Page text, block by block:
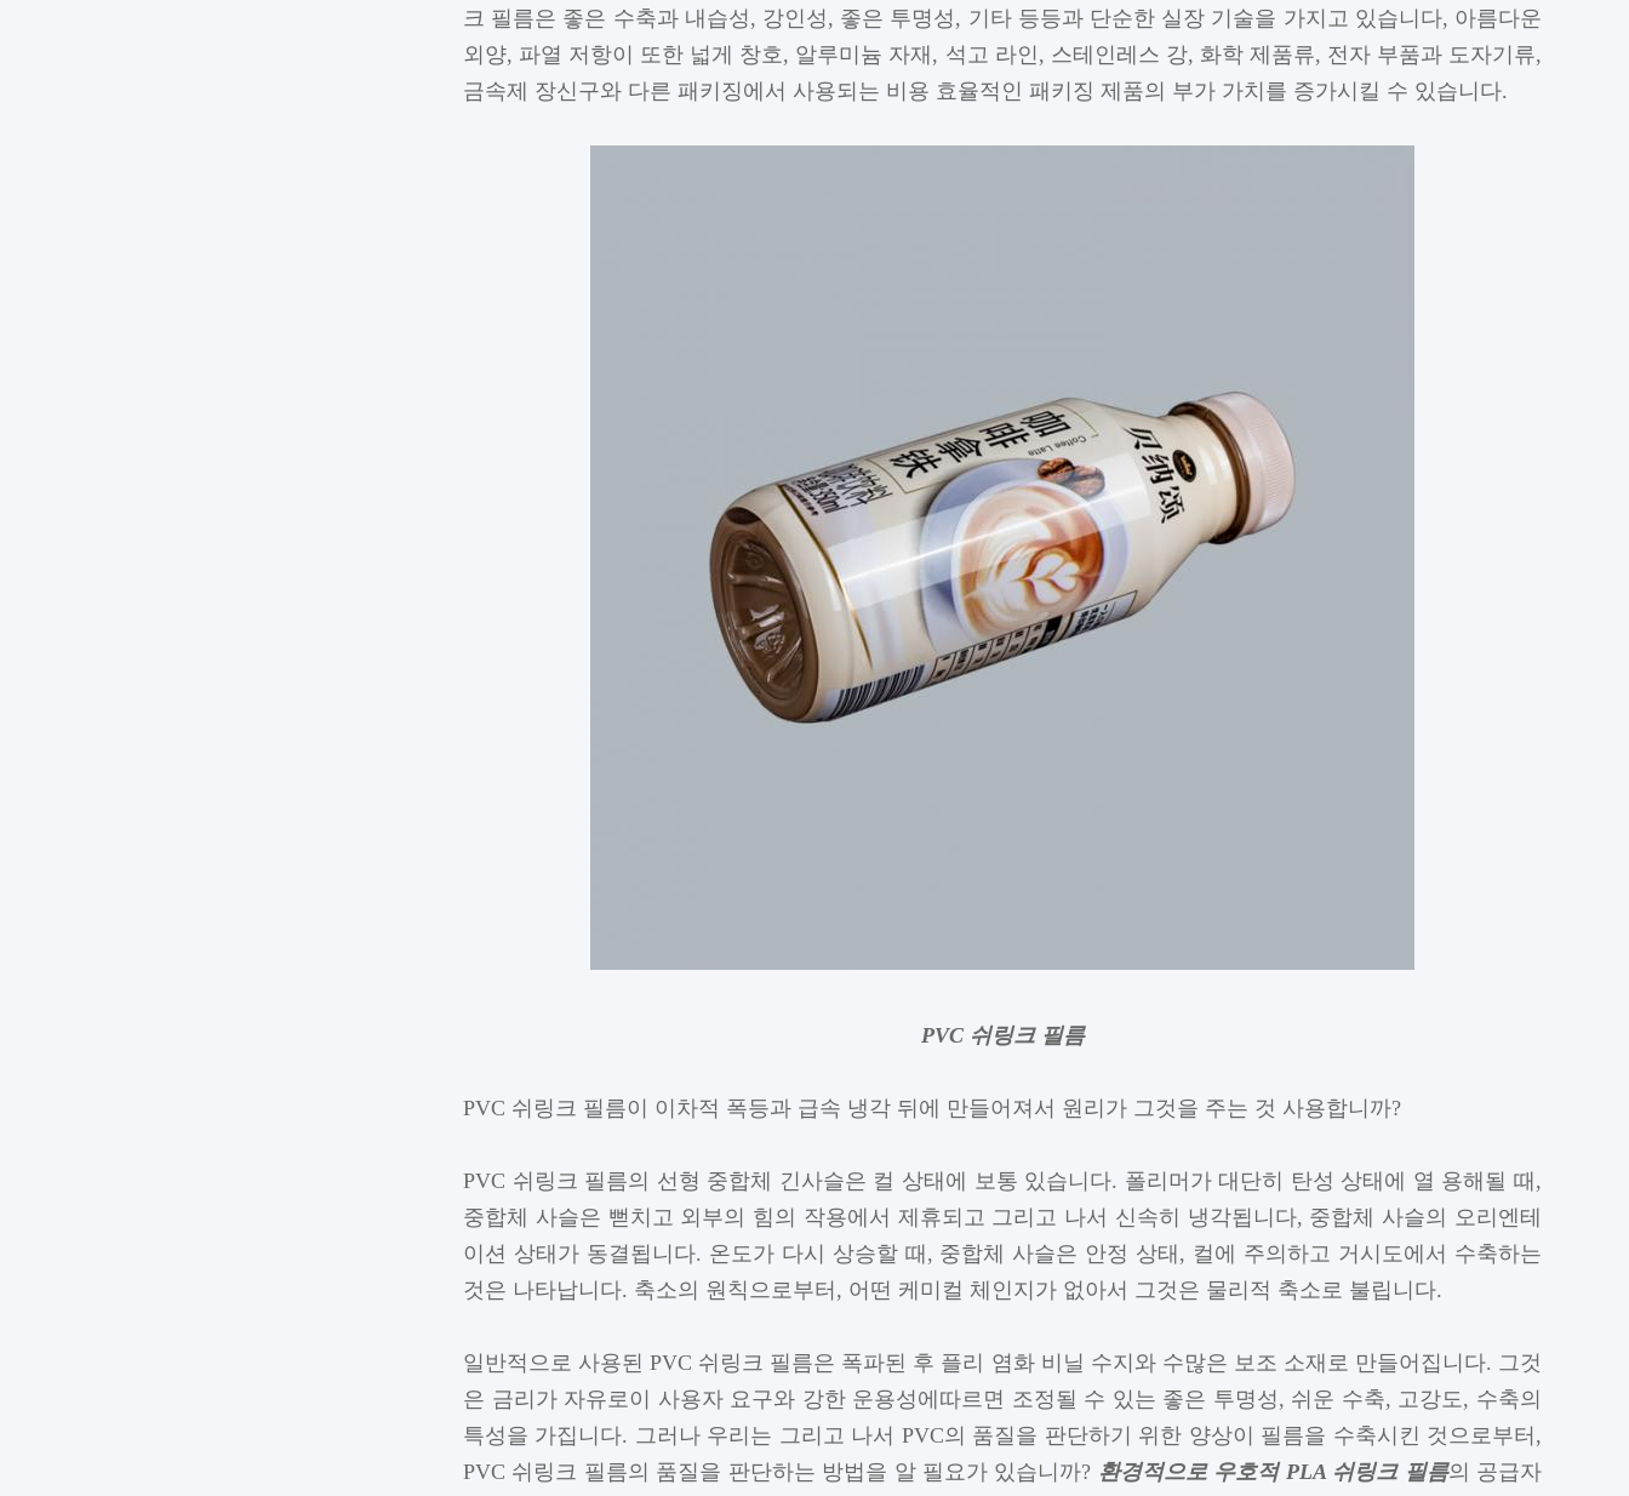
크 필름은 좋은 수축과 내습성, 강인성, 좋은 투명성, 기타 등등과 단순한 실장 기술을 가지고 있습니다, 아름다운
외양, 파열 저항이 또한 넓게 창호, 알루미늄 자재, 석고 라인, 스테인레스 강, 화학 제품류, 전자 부품과 도자기류,
금속제 장신구와 다른 패키징에서 사용되는 비용 효율적인 패키징 제품의 부가 가치를 증가시킬 수 있습니다.
PVC 쉬링크 필름
PVC 쉬링크 필름이 이차적 폭등과 급속 냉각 뒤에 만들어져서 원리가 그것을 주는 것 사용합니까?
PVC 쉬링크 필름의 선형 중합체 긴사슬은 컬 상태에 보통 있습니다. 폴리머가 대단히 탄성 상태에 열 용해될 때,
중합체 사슬은 뻗치고 외부의 힘의 작용에서 제휴되고 그리고 나서 신속히 냉각됩니다, 중합체 사슬의 오리엔테
이션 상태가 동결됩니다. 온도가 다시 상승할 때, 중합체 사슬은 안정 상태, 컬에 주의하고 거시도에서 수축하는
것은 나타납니다. 축소의 원칙으로부터, 어떤 케미컬 체인지가 없아서 그것은 물리적 축소로 불립니다.
일반적으로 사용된 PVC 쉬링크 필름은 폭파된 후 플리 염화 비닐 수지와 수많은 보조 소재로 만들어집니다. 그것
은 금리가 자유로이 사용자 요구와 강한 운용성에따르면 조정될 수 있는 좋은 투명성, 쉬운 수축, 고강도, 수축의
특성을 가집니다. 그러나 우리는 그리고 나서 PVC의 품질을 판단하기 위한 양상이 필름을 수축시킨 것으로부터,
PVC 쉬링크 필름의 품질을 판단하는 방법을 알 필요가 있습니까? 환경적으로 우호적 PLA 쉬링크 필름의 공급자